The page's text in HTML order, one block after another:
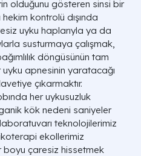
rağmen hiper-
de kolay kolay
atakları.
A LIFE SAĞLIK GRUBU
olduğunu gösteren sinsi bir
kontrolü dışında
uyku haplarıyla ya da
susturmaya çalışmak,
döngüsünün tam
uyku apnesinin yaratacağı
çıkarmaktır.
her uykusuzluk
kök nedeni saniyeler
teknolojilerimiz
ekollerimiz
boyu çaresiz hissetmek